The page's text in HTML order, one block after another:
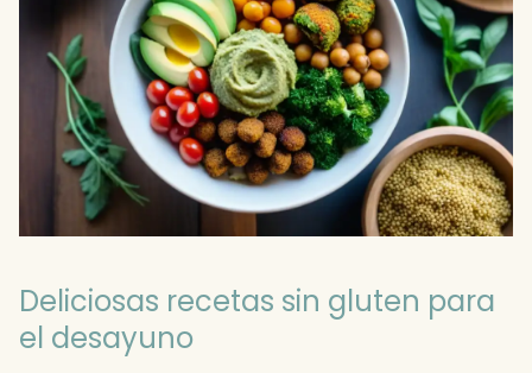
Deliciosas recetas sin gluten para
el desayuno